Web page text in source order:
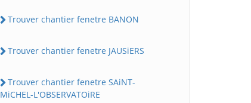
Trouver chantier fenetre BANON
Trouver chantier fenetre JAUSiERS
Trouver chantier fenetre SAiNT-
MiCHEL-L'OBSERVATOiRE